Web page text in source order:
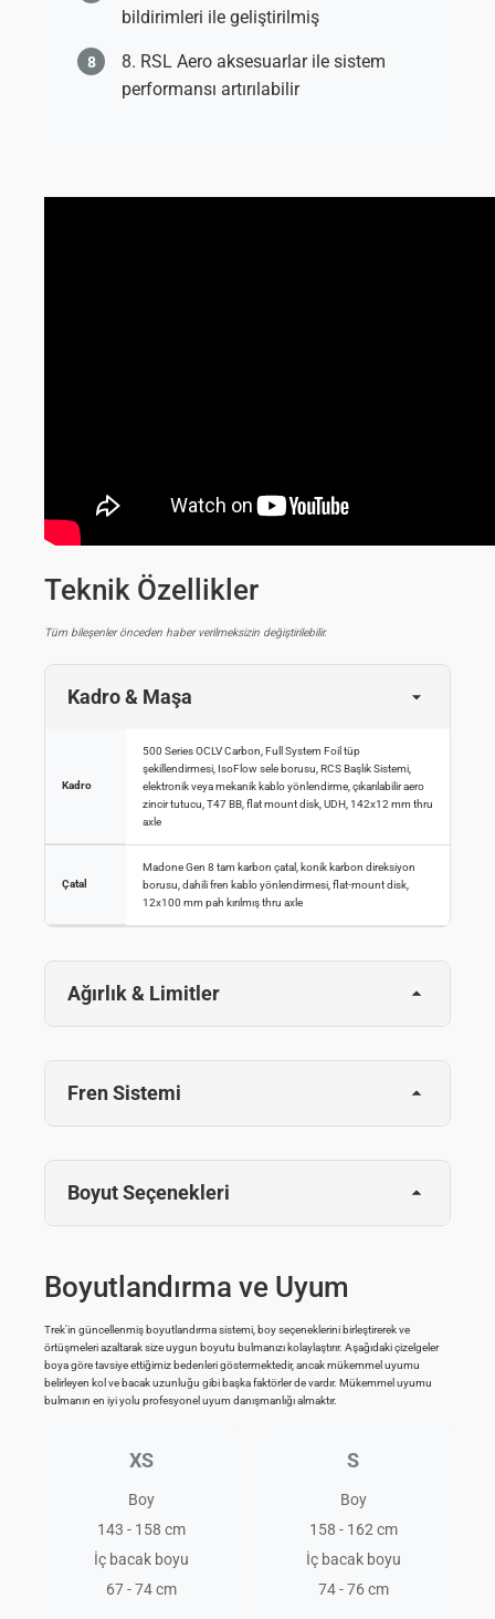
bildirimleri ile geliştirilmiş
RSL Aero aksesuarlar ile sistem
performansı artırılabilir
Teknik Özellikler
Tüm bileşenler önceden haber verilmeksizin değiştirilebilir.
Kadro & Maşa
Kadro
500 Series OCLV Carbon, Full System Foil tüp
şekillendirmesi, IsoFlow sele borusu, RCS Başlık Sistemi,
elektronik veya mekanik kablo yönlendirme, çıkarılabilir aero
zincir tutucu, T47 BB, flat mount disk, UDH, 142x12 mm thru
axle
Çatal
Madone Gen 8 tam karbon çatal, konik karbon direksiyon
borusu, dahili fren kablo yönlendirmesi, flat-mount disk,
12x100 mm pah kırılmış thru axle
Ağırlık & Limitler
Fren Sistemi
Boyut Seçenekleri
Boyutlandırma ve Uyum
Trek'in güncellenmiş boyutlandırma sistemi, boy seçeneklerini birleştirerek ve
örtüşmeleri azaltarak size uygun boyutu bulmanızı kolaylaştırır. Aşağıdaki çizelgeler
boya göre tavsiye ettiğimiz bedenleri göstermektedir, ancak mükemmel uyumu
belirleyen kol ve bacak uzunluğu gibi başka faktörler de vardır. Mükemmel uyumu
bulmanın en iyi yolu profesyonel uyum danışmanlığı almaktır.
XS
Boy
143 - 158 cm
İç bacak boyu
67 - 74 cm
S
Boy
158 - 162 cm
İç bacak boyu
74 - 76 cm